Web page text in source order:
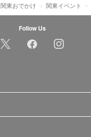
関東おでかけ 関東イベント
Follow Us